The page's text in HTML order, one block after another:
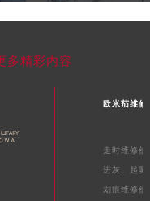
多精彩内容
欧米茄维修
走时维修价
进灰、 起雾
划痕维修价